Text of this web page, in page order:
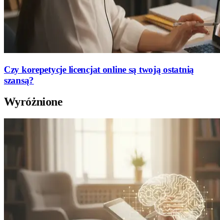
Czy korepetycje licencjat online są twoją ostatnią
szansą?
Wyróżnione